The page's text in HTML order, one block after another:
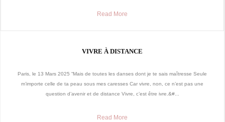
Read More
VIVRE À DISTANCE
Paris, le 13 Mars 2025 “Mais de toutes les danses dont je te sais maîtresse Seule
m’importe celle de ta peau sous mes caresses Car vivre, non, ce n’est pas une
question d’avenir et de distance Vivre, c’est être ivre.&#...
Read More